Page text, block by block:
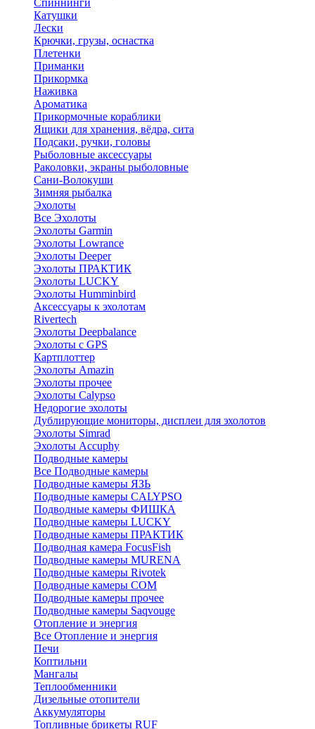
Спиннинги
Катушки
Лески
Крючки, грузы, оснастка
Плетенки
Приманки
Прикормка
Наживка
Ароматика
Прикормочные кораблики
Ящики для хранения, вёдра, сита
Подсаки, ручки, головы
Рыболовные аксессуары
Раколовки, экраны рыболовные
Сани-Волокуши
Зимняя рыбалка
Эхолоты
Все Эхолоты
Эхолоты Garmin
Эхолоты Lowrance
Эхолоты Deeper
Эхолоты ПРАКТИК
Эхолоты LUCKY
Эхолоты Humminbird
Аксессуары к эхолотам
Rivertech
Эхолоты Deepbalance
Эхолоты с GPS
Картплоттер
Эхолоты Amazin
Эхолоты прочее
Эхолоты Calypso
Недорогие эхолоты
Дублирующие мониторы, дисплеи для эхолотов
Эхолоты Simrad
Эхолоты Accuphy
Подводные камеры
Все Подводные камеры
Подводные камеры ЯЗЬ
Подводные камеры CALYPSO
Подводные камеры ФИШКА
Подводные камеры LUCKY
Подводные камеры ПРАКТИК
Подводная камера FocusFish
Подводные камеры MURENA
Подводные камеры Rivotek
Подводные камеры СОМ
Подводные камеры прочее
Подводные камеры Saqvouge
Отопление и энергия
Все Отопление и энергия
Печи
Коптильни
Мангалы
Теплообменники
Дизельные отопители
Аккумуляторы
Топливные брикеты RUF